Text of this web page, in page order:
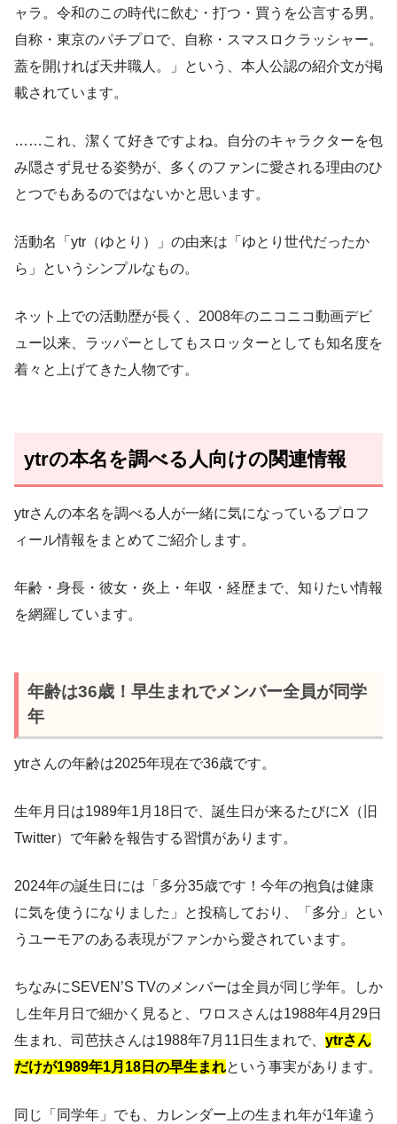
ャラ。令和のこの時代に飲む・打つ・買うを公言する男。
自称・東京のパチプロで、自称・スマスロクラッシャー。
蓋を開ければ天井職人。」という、本人公認の紹介文が掲
載されています。
……これ、潔くて好きですよね。自分のキャラクターを包
み隠さず見せる姿勢が、多くのファンに愛される理由のひ
とつでもあるのではないかと思います。
活動名「ytr（ゆとり）」の由来は「ゆとり世代だったか
ら」というシンプルなもの。
ネット上での活動歴が長く、2008年のニコニコ動画デビ
ュー以来、ラッパーとしてもスロッターとしても知名度を
着々と上げてきた人物です。
ytrの本名を調べる人向けの関連情報
ytrさんの本名を調べる人が一緒に気になっているプロフ
ィール情報をまとめてご紹介します。
年齢・身長・彼女・炎上・年収・経歴まで、知りたい情報
を網羅しています。
年齢は36歳！早生まれでメンバー全員が同学
年
ytrさんの年齢は2025年現在で36歳です。
生年月日は1989年1月18日で、誕生日が来るたびにX（旧
Twitter）で年齢を報告する習慣があります。
2024年の誕生日には「多分35歳です！今年の抱負は健康
に気を使うになりました」と投稿しており、「多分」とい
うユーモアのある表現がファンから愛されています。
ちなみにSEVEN’S TVのメンバーは全員が同じ学年。しか
し生年月日で細かく見ると、ワロスさんは1988年4月29日
生まれ、司芭扶さんは1988年7月11日生まれで、 ytrさん
だけが1989年1月18日の早生まれという事実があります。
同じ「同学年」でも、カレンダー上の生まれ年が1年違う